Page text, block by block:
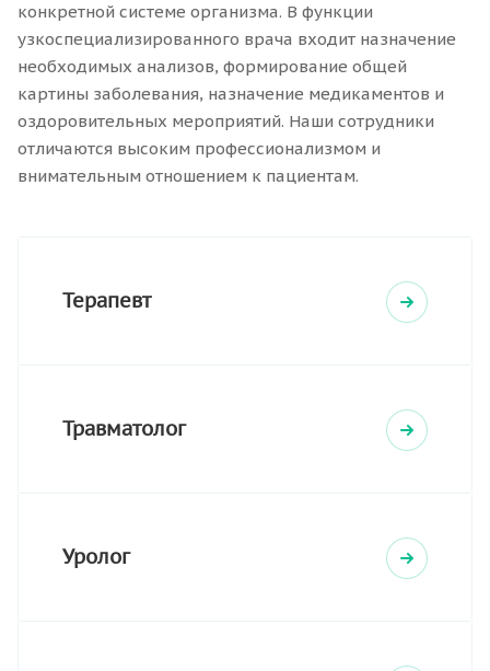
конкретной системе организма. В функции
узкоспециализированного врача входит назначение
необходимых анализов, формирование общей
картины заболевания, назначение медикаментов и
оздоровительных мероприятий. Наши сотрудники
отличаются высоким профессионализмом и
внимательным отношением к пациентам.
Терапевт
Травматолог
Уролог